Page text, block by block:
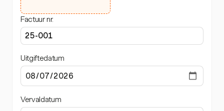
Factuur nr.
Uitgiftedatum
Vervaldatum